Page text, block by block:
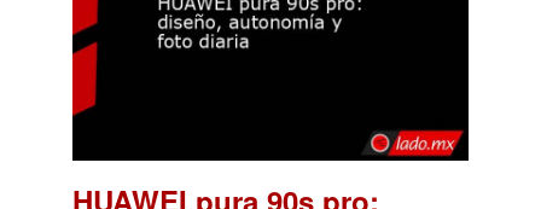
HUAWEI pura 90s pro: